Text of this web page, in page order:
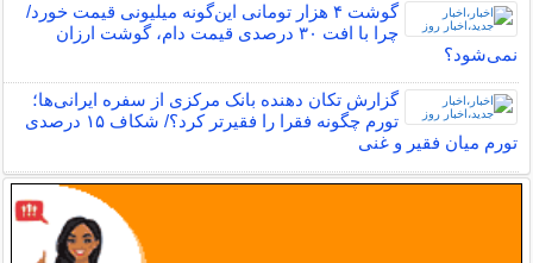
گوشت ۴ هزار تومانی این‌گونه میلیونی قیمت خورد/
چرا با افت ۳۰ درصدی قیمت دام، گوشت ارزان
نمی‌شود؟
گزارش تکان‌ دهنده بانک مرکزی از سفره ایرانی‌ها؛
تورم چگونه فقرا را فقیرتر کرد؟/ شکاف ۱۵ درصدی
تورم میان فقیر و غنی